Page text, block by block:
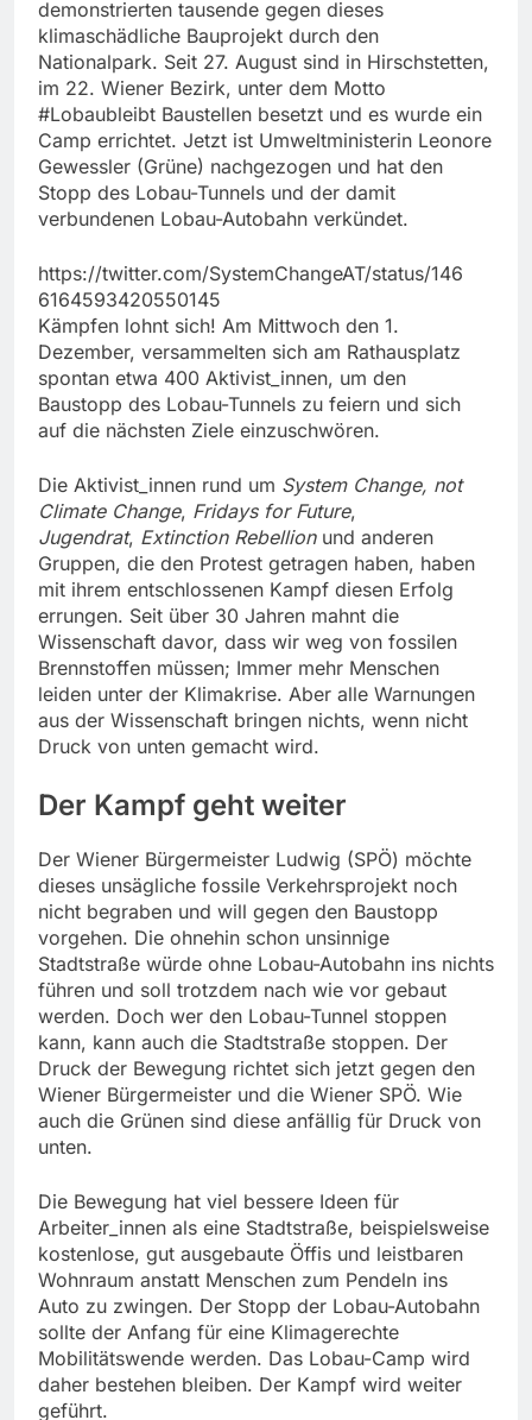
demonstrierten tausende gegen dieses
klimaschädliche Bauprojekt durch den
Nationalpark. Seit 27. August sind in Hirschstetten,
im 22. Wiener Bezirk, unter dem Motto
#Lobaubleibt Baustellen besetzt und es wurde ein
Camp errichtet. Jetzt ist Umweltministerin Leonore
Gewessler (Grüne) nachgezogen und hat den
Stopp des Lobau-Tunnels und der damit
verbundenen Lobau-Autobahn verkündet.
https://twitter.com/SystemChangeAT/status/146
6164593420550145
Kämpfen lohnt sich! Am Mittwoch den 1.
Dezember, versammelten sich am Rathausplatz
spontan etwa 400 Aktivist_innen, um den
Baustopp des Lobau-Tunnels zu feiern und sich
auf die nächsten Ziele einzuschwören.
Die Aktivist_innen rund um System Change, not
Climate Change, Fridays for Future,
Jugendrat, Extinction Rebellionund anderen
Gruppen, die den Protest getragen haben, haben
mit ihrem entschlossenen Kampf diesen Erfolg
errungen. Seit über 30 Jahren mahnt die
Wissenschaft davor, dass wir weg von fossilen
Brennstoffen müssen; Immer mehr Menschen
leiden unter der Klimakrise. Aber alle Warnungen
aus der Wissenschaft bringen nichts, wenn nicht
Druck von unten gemacht wird.
Der Kampf geht weiter
Der Wiener Bürgermeister Ludwig (SPÖ) möchte
dieses unsägliche fossile Verkehrsprojekt noch
nicht begraben und will gegen den Baustopp
vorgehen. Die ohnehin schon unsinnige
Stadtstraße würde ohne Lobau-Autobahn ins nichts
führen und soll trotzdem nach wie vor gebaut
werden. Doch wer den Lobau-Tunnel stoppen
kann, kann auch die Stadtstraße stoppen. Der
Druck der Bewegung richtet sich jetzt gegen den
Wiener Bürgermeister und die Wiener SPÖ. Wie
auch die Grünen sind diese anfällig für Druck von
unten.
Die Bewegung hat viel bessere Ideen für
Arbeiter_innen als eine Stadtstraße, beispielsweise
kostenlose, gut ausgebaute Öffis und leistbaren
Wohnraum anstatt Menschen zum Pendeln ins
Auto zu zwingen. Der Stopp der Lobau-Autobahn
sollte der Anfang für eine Klimagerechte
Mobilitätswende werden. Das Lobau-Camp wird
daher bestehen bleiben. Der Kampf wird weiter
geführt.